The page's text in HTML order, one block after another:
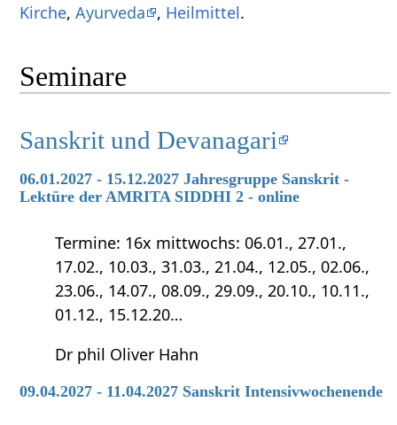
Kirche,Ayurveda , Heilmittel.
Seminare
Sanskrit und Devanagari
06.01.2027 - 15.12.2027 Jahresgruppe Sanskrit -
Lektüre der AMRITA SIDDHI 2 - online
Termine: 16x mittwochs: 06.01., 27.01.,
17.02., 10.03., 31.03., 21.04., 12.05., 02.06.,
23.06., 14.07., 08.09., 29.09., 20.10., 10.11.,
01.12., 15.12.20…
Dr phil Oliver Hahn
09.04.2027 - 11.04.2027 Sanskrit Intensivwochenende